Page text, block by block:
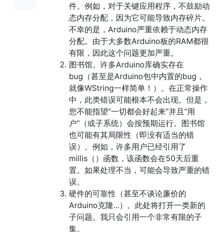
件。例如，对于关键应用程序，不鼓励动
态内存分配，因为它可能导致内存碎片。
不幸的是，Arduino严重依赖于动态内存
分配。由于大多数Arduino板的RAM都很
有限，因此这个问题更加严重。
图书馆。许多Arduino库确实存在
bug（甚至是Arduino包中内置的bug，
就像WString一样简单！）。在正常操作
中，此类错误可能根本不会出现。但是，
您不能指望“一切都会好起来”并且“用
户”（或子系统）会按预期运行。图书馆
也可能有其局限性（即没有适当的错
误）。例如，许多用户已经引用了
millis（）函数，该函数会在50天后重
置。如果处理不当，可能会导致严重的错
误。
硬件的可靠性（甚至不谈论廉价的
Arduino克隆...）。此处将打开一类新的
子问题。我只会引用一个非常有限的子
集。